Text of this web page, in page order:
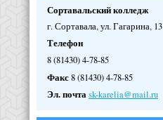
Сортавальский колледж
г. Сортавала, ул. Гагарина, 13
Телефон
8 (81430) 4-78-85
Факс8 (81430) 4-78-85
Эл. почтаsk-karelia@mail.ru